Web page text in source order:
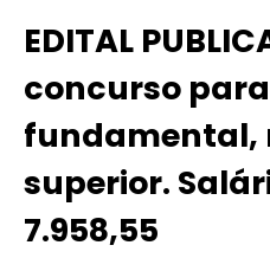
EDITAL
concurso
fundamental,
superior.
7.958,55